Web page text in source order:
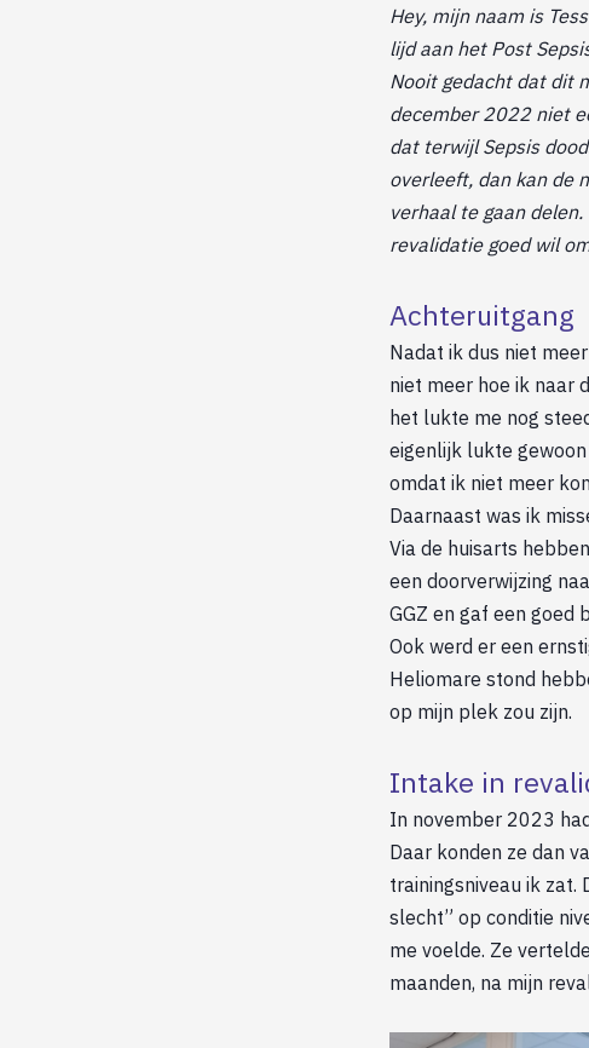
Hey, mijn naam is
lijd aan het Post
Nooit gedacht dat dit
december 2022 niet
dat terwijl Sepsis
overleeft, dan kan de
verhaal te gaan
revalidatie goed wil
Achteruitgang
Nadat ik dus niet
niet meer hoe ik naar
het lukte me nog
eigenlijk lukte
omdat ik niet meer
Daarnaast was ik
Via de huisarts
een doorverwijzing
GGZ en gaf een goed
Ook werd er een
Heliomare stond
op mijn plek zou zijn.
Intake in
In november 2023
Daar konden ze dan
trainingsniveau ik zat.
slecht” op conditie
me voelde. Ze
maanden, na mijn